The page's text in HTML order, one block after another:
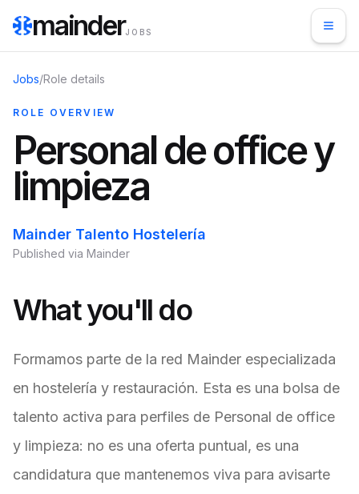
mainderJOBS
Jobs/Role details
ROLE OVERVIEW
Personal de office y
limpieza
Mainder Talento Hostelería
Published via Mainder
What you'll do
Formamos parte de la red Mainder especializada
en hostelería y restauración. Esta es una bolsa de
talento activa para perfiles de Personal de office
y limpieza: no es una oferta puntual, es una
candidatura que mantenemos viva para avisarte